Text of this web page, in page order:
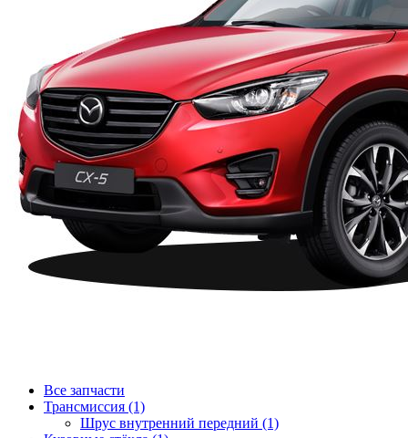
Все запчасти
Трансмиссия (1)
Шрус внутренний передний (1)